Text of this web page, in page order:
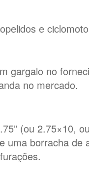
e
gargalo no
no mercado.
(ou 2.75×10,
borracha